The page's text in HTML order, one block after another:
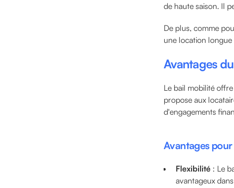
de haute saison. Il
De plus, comme
une location longue
Avantages
Le bail mobilité
propose aux
d'engagements
Avantages
Flexibilité : Le
avantageux